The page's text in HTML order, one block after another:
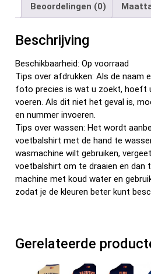
o
o
k
t
t
Beoordelingen (0)
Beschrijving
Beschikbaarheid: Op voorraad
Tips over afdrukken: Als de naam
foto precies is wat u zoekt, hoeft
voeren. Als dit niet het geval is,
en nummer invoeren.
Tips over wassen: Het wordt
voetbalshirt met de hand te
wasmachine wilt gebruiken,
voetbalshirt om te draaien en dan
machine met koud water en
zodat je de kleuren beter kunt
Gerelateerde